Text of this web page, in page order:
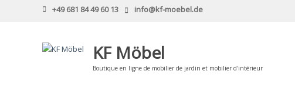
+49 681 84 49 60 13 info@kf-moebel.de
KF Möbel
Boutique en ligne de mobilier de jardin et mobilier d'intérieur